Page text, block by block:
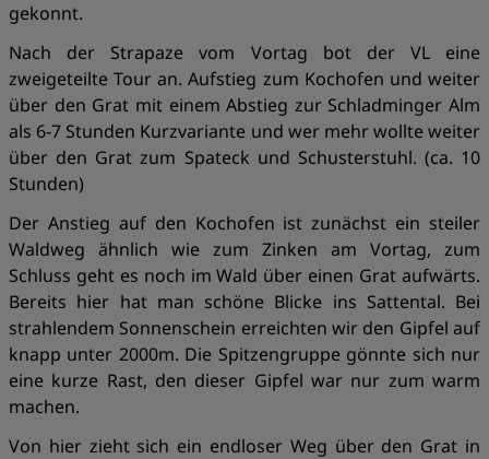
gekonnt.
Nach der Strapaze vom Vortag bot der VL eine
zweigeteilte Tour an. Aufstieg zum Kochofen und weiter
über den Grat mit einem Abstieg zur Schladminger Alm
als 6-7 Stunden Kurzvariante und wer mehr wollte weiter
über den Grat zum Spateck und Schusterstuhl. (ca. 10
Stunden)
Der Anstieg auf den Kochofen ist zunächst ein steiler
Waldweg ähnlich wie zum Zinken am Vortag, zum
Schluss geht es noch im Wald über einen Grat aufwärts.
Bereits hier hat man schöne Blicke ins Sattental. Bei
strahlendem Sonnenschein erreichten wir den Gipfel auf
knapp unter 2000m. Die Spitzengruppe gönnte sich nur
eine kurze Rast, den dieser Gipfel war nur zum warm
machen.
Von hier zieht sich ein endloser Weg über den Grat in